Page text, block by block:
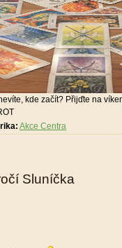
kde začít? Přijďte na
Akce Centra
Sluníčka